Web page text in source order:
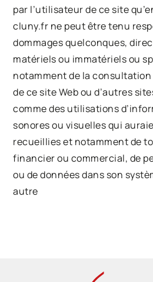
par l’utilisateur de ce site
cluny.fr ne peut être tenu
dommages quelconques,
matériels ou immatériels ou
notamment de la
de ce site Web ou d’autres
comme des utilisations
sonores ou visuelles qui
recueillies et notamment de
financier ou commercial, de
ou de données dans son
autre